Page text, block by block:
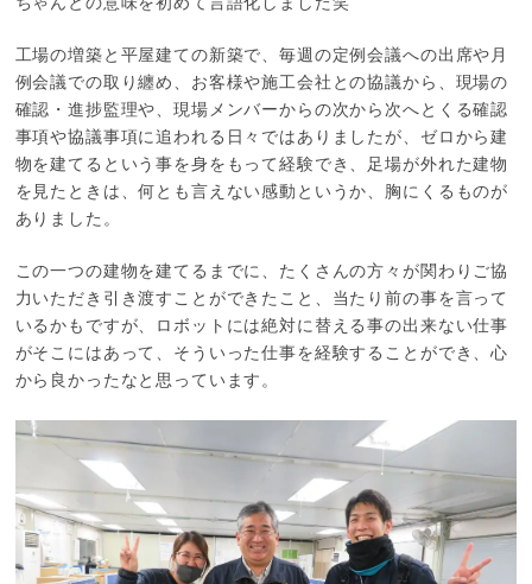
工場の増築と平屋建ての新築で、毎週の定例会議への出席や月
例会議での取り纏め、お客様や施工会社との協議から、現場の
確認・進捗監理や、現場メンバーからの次から次へとくる確認
事項や協議事項に追われる日々ではありましたが、ゼロから建
物を建てるという事を身をもって経験でき、足場が外れた建物
を見たときは、何とも言えない感動というか、胸にくるものが
ありました。
この一つの建物を建てるまでに、たくさんの方々が関わりご協
力いただき引き渡すことができたこと、当たり前の事を言って
いるかもですが、ロボットには絶対に替える事の出来ない仕事
がそこにはあって、そういった仕事を経験することができ、心
から良かったなと思っています。